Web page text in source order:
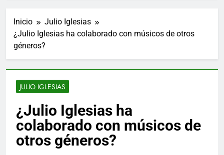
Inicio
Julio Iglesias
¿Julio Iglesias ha colaborado con músicos de otros
géneros?
JULIO IGLESIAS
¿Julio Iglesias ha
colaborado con músicos de
otros géneros?